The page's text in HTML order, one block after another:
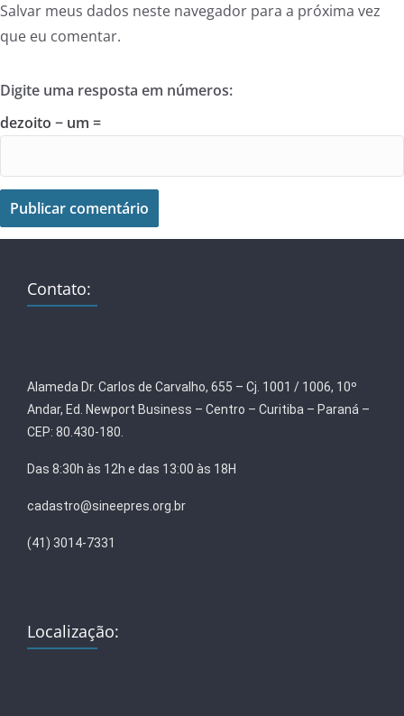
Salvar meus dados neste navegador para a próxima vez
que eu comentar.
Digite uma resposta em números:
dezoito − um =
Contato:
Alameda Dr. Carlos de Carvalho, 655 – Cj. 1001 / 1006, 10º
Andar, Ed. Newport Business – Centro – Curitiba – Paraná –
CEP: 80.430-180.
Das 8:30h às 12h e das 13:00 às 18H
cadastro@sineepres.org.br
(41) 3014-7331
Localização: